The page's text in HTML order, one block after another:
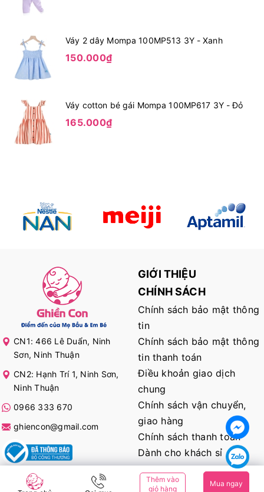
Thêm vào
giỏ hàng
Mua ngay
Váy 2 dây Mompa 100MP513 3Y - Xanh
150.000₫
Váy cotton bé gái Mompa 100MP617 3Y - Đỏ
165.000₫
CN1: 466 Lê Duẩn, Ninh
Sơn, Ninh Thuận
CN2: Hạnh Trí 1, Ninh Sơn,
Ninh Thuận
0966 333 670
ghiencon@gmail.com
GIỚI THIỆU
CHÍNH SÁCH
Chính sách bảo mật thông
tin
Chính sách bảo mật thông
tin thanh toán
Điều khoản giao dịch
chung
Chính sách vận chuyển,
giao hàng
Chính sách thanh toán
Dành cho khách sỉ
KẾT NỐI VỚI CHÚNG TÔI